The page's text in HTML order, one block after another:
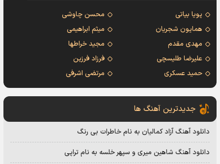
پویا بیاتی
محسن چاوشی
همایون شجریان
میثم ابراهیمی
مهدی مقدم
مجید خراطها
علیرضا طلیسچی
فرزاد فرزین
حمید عسکری
مرتضی اشرفی
جدیدترین آهنگ ها
دانلود آهنگ آزاد کمالیان به نام خاطرات بی رنگ
دانلود آهنگ شاهین میری و سپهر خلسه به نام تراپی